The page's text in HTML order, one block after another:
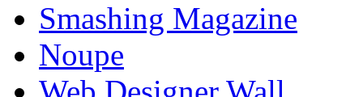
Smashing Magazine
Noupe